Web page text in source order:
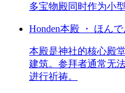
多宝物殿同时作为小
Honden本殿 ・ ほんで
本殿是神社的核心殿
建筑。参拜者通常无
进行祈祷。